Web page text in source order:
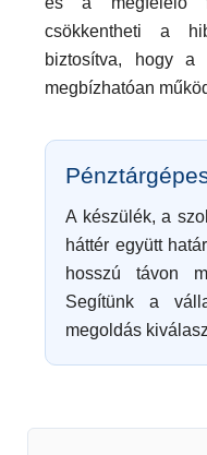
csökkentheti a
biztosítva, hogy a
megbízhatóan
A készülék, a
háttér együtt
hosszú távon
Segítünk a
megoldás